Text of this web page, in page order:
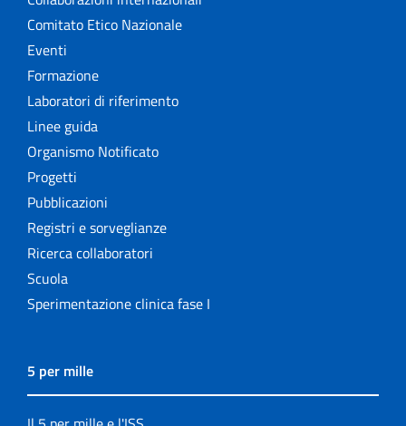
Comitato Etico Nazionale
Eventi
Formazione
Laboratori di riferimento
Linee guida
Organismo Notificato
Progetti
Pubblicazioni
Registri e sorveglianze
Ricerca collaboratori
Scuola
Sperimentazione clinica fase I
5 per mille